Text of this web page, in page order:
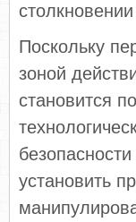
Поскольку
зоной
становится
установить